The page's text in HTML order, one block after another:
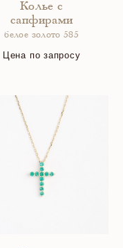
Колье с
сапфирами
белое золото 585
Цена по запросу